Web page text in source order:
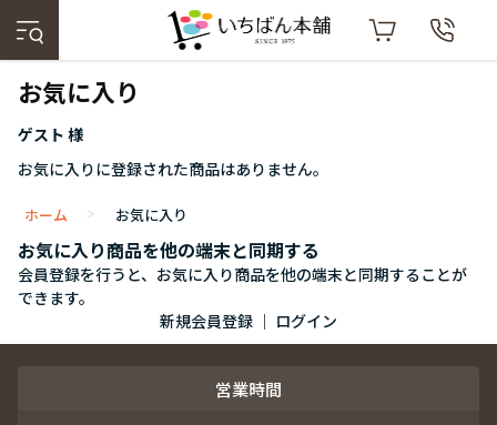
お気に入り
ゲスト 様
お気に入りに登録された商品はありません。
ホーム お気に入り
お気に入り商品を他の端末と同期する
会員登録を行うと、お気に入り商品を他の端末と同期することが
できます。
新規会員登録 ｜ ログイン
営業時間